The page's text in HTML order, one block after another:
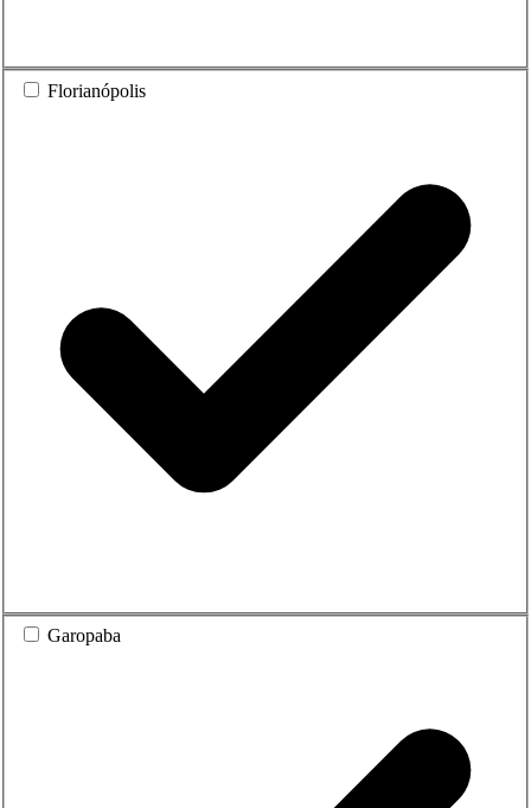
Florianópolis
Garopaba